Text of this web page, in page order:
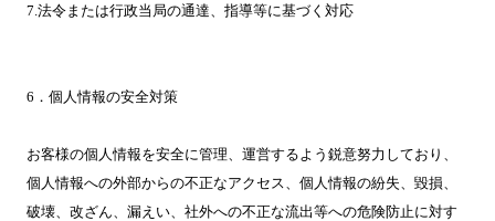
7.法令または行政当局の通達、指導等に基づく対応
6．個人情報の安全対策
お客様の個人情報を安全に管理、運営するよう鋭意努力しており、
個人情報への外部からの不正なアクセス、個人情報の紛失、毀損、
破壊、改ざん、漏えい、社外への不正な流出等への危険防止に対す